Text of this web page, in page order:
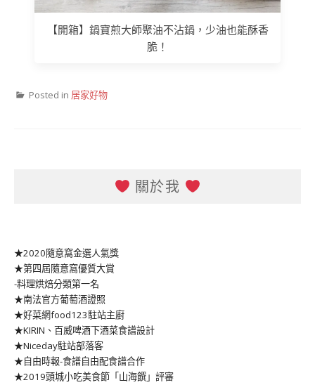
【開箱】鍋寶煎大師聚油不沾鍋，少油也能酥香
脆！
Posted in 居家好物
關於我
★2020隨意窩金選人氣獎
★第四屆隨意窩優質大賞
-料理烘焙分類第一名
★南法官方葡萄酒證照
★好菜網food123駐站主廚
★KIRIN、百威啤酒下酒菜食譜設計
★Niceday駐站部落客
★自由時報-食譜自由配食譜合作
★2019頭城小吃美食節「山海饌」評審